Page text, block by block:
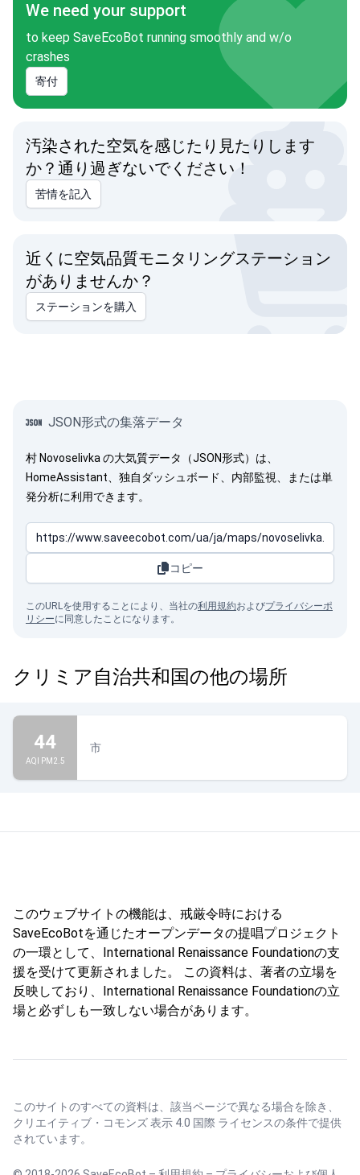
We need your support
to keep SaveEcoBot running smoothly and w/o
crashes
寄付
汚染された空気を感じたり見たりします
か？通り過ぎないでください！
苦情を記入
近くに空気品質モニタリングステーション
がありませんか？
ステーションを購入
JSON形式の集落データ
村 Novoselivka の大気質データ（JSON形式）は、
HomeAssistant、独自ダッシュボード、内部監視、または単
発分析に利用できます。
コピー
このURLを使用することにより、当社の利用規約およびプライバシーポ
リシーに同意したことになります。
クリミア自治共和国の他の場所
44
AQI PM2.5
市
このウェブサイトの機能は、戒厳令時における
SaveEcoBotを通じたオープンデータの提唱プロジェクト
の一環として、International Renaissance Foundationの支
援を受けて更新されました。 この資料は、著者の立場を
反映しており、International Renaissance Foundationの立
場と必ずしも一致しない場合があります。
このサイトのすべての資料は、該当ページで異なる場合を除き、
クリエイティブ・コモンズ 表示 4.0 国際 ライセンスの条件で提供
されています。